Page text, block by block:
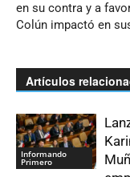
en su contra y a
Colún impactó en
Artículos
Informando
Primero